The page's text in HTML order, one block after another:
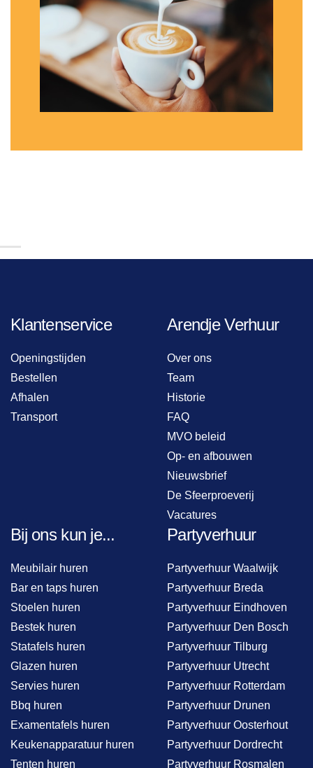
Klantenservice
Openingstijden
Bestellen
Afhalen
Transport
Arendje Verhuur
Over ons
Team
Historie
FAQ
MVO beleid
Op- en afbouwen
Nieuwsbrief
De Sfeerproeverij
Vacatures
Bij ons kun je...
Meubilair huren
Bar en taps huren
Stoelen huren
Bestek huren
Statafels huren
Glazen huren
Servies huren
Bbq huren
Examentafels huren
Keukenapparatuur huren
Tenten huren
Partyverhuur
Partyverhuur Waalwijk
Partyverhuur Breda
Partyverhuur Eindhoven
Partyverhuur Den Bosch
Partyverhuur Tilburg
Partyverhuur Utrecht
Partyverhuur Rotterdam
Partyverhuur Drunen
Partyverhuur Oosterhout
Partyverhuur Dordrecht
Partyverhuur Rosmalen